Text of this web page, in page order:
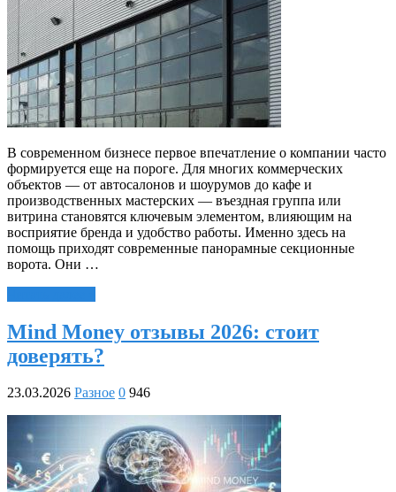
В современном бизнесе первое впечатление о компании часто
формируется еще на пороге. Для многих коммерческих
объектов — от автосалонов и шоурумов до кафе и
производственных мастерских — въездная группа или
витрина становятся ключевым элементом, влияющим на
восприятие бренда и удобство работы. Именно здесь на
помощь приходят современные панорамные секционные
ворота. Они …
Mind Money отзывы 2026: стоит
доверять?
23.03.2026 Разное 0 946